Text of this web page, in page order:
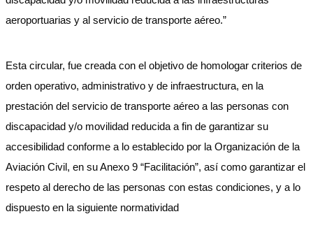
aeroportuarias y al servicio de transporte aéreo.”
Esta circular, fue creada con el objetivo de homologar criterios de
orden operativo, administrativo y de infraestructura, en la
prestación del servicio de transporte aéreo a las personas con
discapacidad y/o movilidad reducida a fin de garantizar su
accesibilidad conforme a lo establecido por la Organización de la
Aviación Civil, en su Anexo 9 “Facilitación”, así como garantizar el
respeto al derecho de las personas con estas condiciones, y a lo
dispuesto en la siguiente normatividad